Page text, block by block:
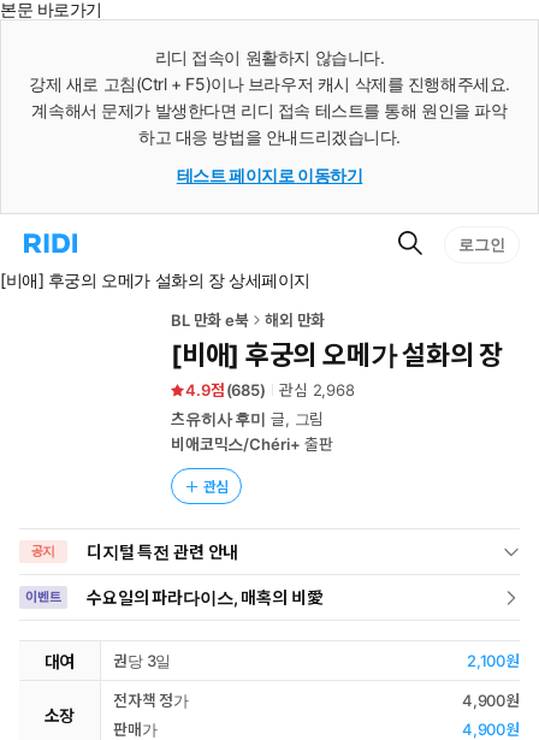
본문 바로가기
리디 접속이 원활하지 않습니다.
강제 새로 고침(Ctrl + F5)이나 브라우저 캐시 삭제를 진행해주세요.
계속해서 문제가 발생한다면 리디 접속 테스트를 통해 원인을 파악
하고 대응 방법을 안내드리겠습니다.
테스트 페이지로 이동하기
리
홈
검
로그인
[비애] 후궁의 오메가 설화의 장 상세페이지
BL 만화 e북 해외 만화
[비애] 후궁의 오메가 설화의 장
4.9 (685) 관심 2,968
츠유히사 후미 글, 그림
비애코믹스/Chéri+ 출판
관심
공지 디지털 특전 관련 안내
이벤트 수요일의 파라다이스, 매혹의 비愛
대여 권당 3일 2,100원
소장
전자책 정가
4,900원
판매가
4,900원